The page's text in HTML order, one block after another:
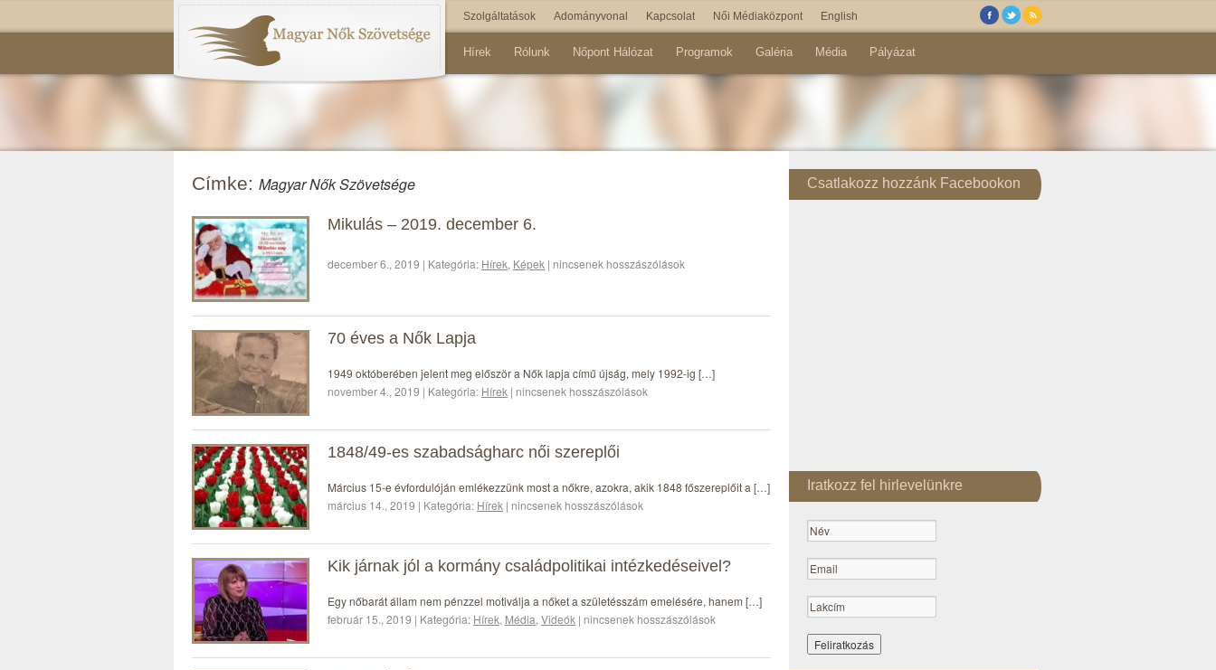
Szolgáltatások Adományvonal Kapcsolat Női Médiaközpont English
Hírek Rólunk Nőpont Hálózat Programok Galéria Média Pályázat
Címke: Magyar Nők Szövetsége
Mikulás – 2019. december 6.
december 6., 2019 | Kategória: Hírek, Képek | nincsenek hosszászólások
70 éves a Nők Lapja
1949 októberében jelent meg először a Nők lapja című újság, mely 1992-ig […]
november 4., 2019 | Kategória: Hírek | nincsenek hosszászólások
1848/49-es szabadságharc női szereplői
Március 15-e évfordulóján emlékezzünk most a nőkre, azokra, akik 1848 főszereplőit a […]
március 14., 2019 | Kategória: Hírek | nincsenek hosszászólások
Kik járnak jól a kormány családpolitikai intézkedéseivel?
Egy nőbarát állam nem pénzzel motiválja a nőket a születésszám emelésére, hanem […]
február 15., 2019 | Kategória: Hírek, Média, Videók | nincsenek hosszászólások
Csatlakozz hozzánk Facebookon
Iratkozz fel hirlevelünkre